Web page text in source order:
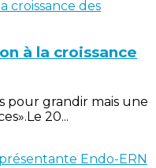
à la croissance
pour grandir mais une
20...